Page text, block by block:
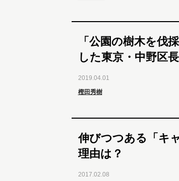
「公園の樹木を伐
した東京・中野区
2019.04.01
樫田秀樹
伸びつつある「キ
理由は？
2017.02.08